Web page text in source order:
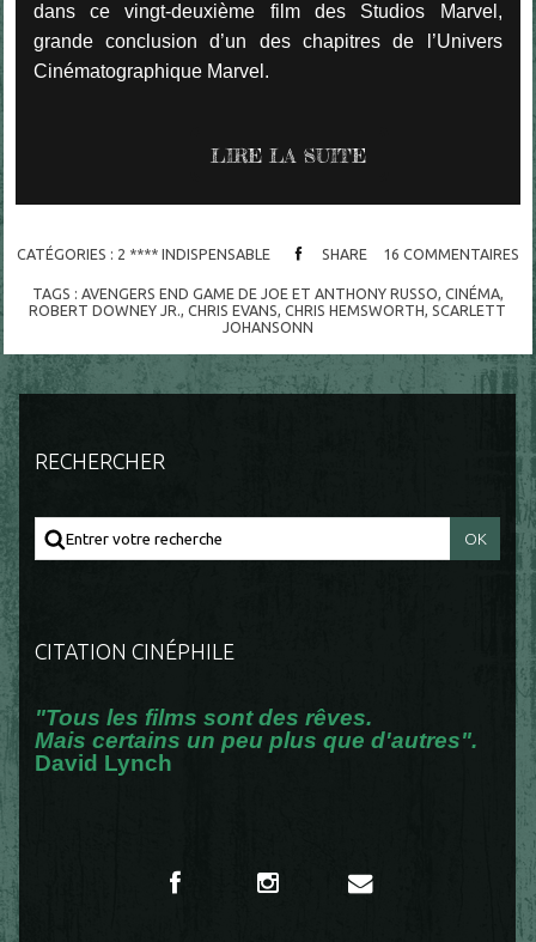
dans ce vingt-deuxième film des Studios Marvel,
grande conclusion d’un des chapitres de l’Univers
Cinématographique Marvel.
LIRE LA SUITE
CATÉGORIES : 2 **** INDISPENSABLE SHARE 16 COMMENTAIRES
TAGS : AVENGERS END GAME DE JOE ET ANTHONY RUSSO CINÉMA,
ROBERT DOWNEY JR.
,CHRIS EVANS ,CHRIS HEMSWORTH ,SCARLETT
JOHANSONN
RECHERCHER
CITATION CINÉPHILE
"Tous les films sont des rêves.
Mais certains un peu plus que d'autres".
David Lynch